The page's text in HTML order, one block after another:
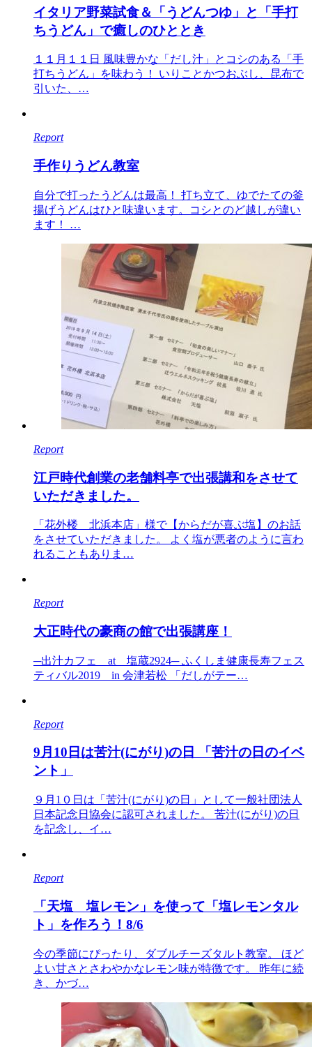
イタリア野菜試食＆「うどんつゆ」と「手打
ちうどん」で癒しのひととき
１１月１１日 風味豊かな「だし汁」とコシのある「手
打ちうどん」を味わう！ いりことかつおぶし、昆布で
引いた、…
Report
手作りうどん教室
自分で打ったうどんは最高！ 打ち立て、ゆでたての釜
揚げうどんはひと味違います。コシとのど越しが違い
ます！ …
Report
江戸時代創業の老舗料亭で出張講和をさせて
いただきました。
「花外楼 北浜本店」様で【からだが喜ぶ塩】のお話
をさせていただきました。 よく塩が悪者のように言わ
れることもありま…
Report
大正時代の豪商の館で出張講座！
─出汁カフェ at 塩蔵2924─ ふくしま健康長寿フェス
ティバル2019 in 会津若松 「だしがテー…
Report
9月10日は苦汁(にがり)の日 「苦汁の日のイベ
ント」
９月1０日は「苦汁(にがり)の日」として一般社団法人
日本記念日協会に認可されました。 苦汁(にがり)の日
を記念し、イ…
Report
「天塩 塩レモン」を使って「塩レモンタル
ト」を作ろう！8/6
今の季節にぴったり、ダブルチーズタルト教室。 ほど
よい甘さとさわやかなレモン味が特徴です。 昨年に続
き、かづ…